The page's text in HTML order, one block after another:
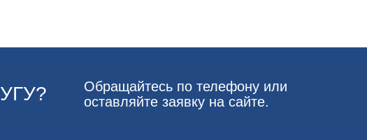
Обращайтесь по телефону или
оставляйте заявку на сайте.